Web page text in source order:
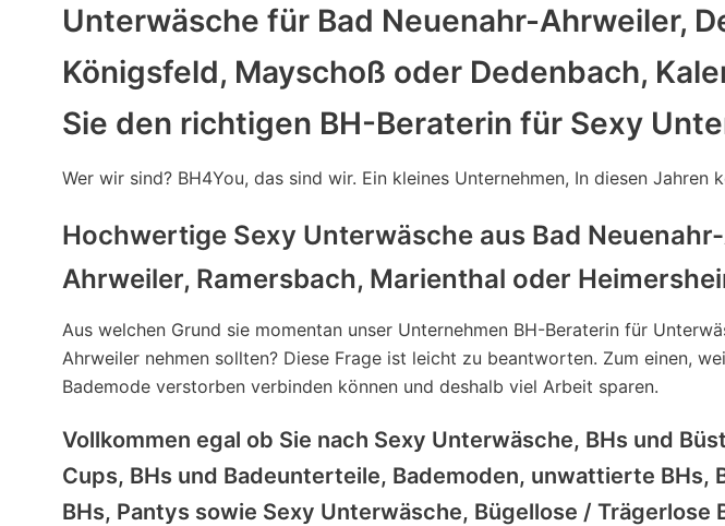
Unterwäsche für Bad Neuenahr-Ahrweiler,
Königsfeld, Mayschoß oder Dedenbach,
Sie den richtigen BH-Beraterin für Sexy
Wer wir sind? BH4You, das sind wir. Ein kleines Unternehmen, In diesen
Hochwertige Sexy Unterwäsche aus Bad
Ahrweiler, Ramersbach, Marienthal oder
Aus welchen Grund sie momentan unser Unternehmen BH-Beraterin für
Ahrweiler nehmen sollten? Diese Frage ist leicht zu beantworten. Zum einen,
Bademode verstorben verbinden können und deshalb viel Arbeit sparen.
Vollkommen egal ob Sie nach Sexy Unterwäsche, BHs und
Cups, BHs und Badeunterteile, Bademoden, unwattierte
BHs, Pantys sowie Sexy Unterwäsche, Bügellose /